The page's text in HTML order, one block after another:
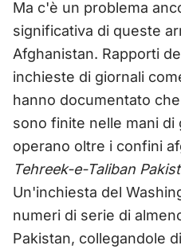
Ma c'è un problema
significativa di queste
Afghanistan. Rapporti
inchieste di giornali
hanno documentato
sono finite nelle mani
operano oltre i confini
Tehreek-e-Taliban
Un'inchiesta del
numeri di serie di
Pakistan, collegandole